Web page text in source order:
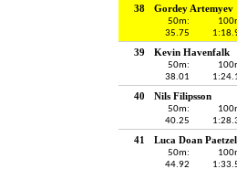
38 Gordey Artemyev
50m:
35.75
39 Kevin Havenfalk
50m:
38.01
40 Nils Filipsson
50m:
40.25
41 Luca Doan
50m:
44.92